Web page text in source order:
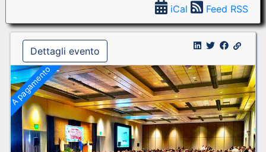
iCal Feed RSS
Dettagli evento
A pagamento